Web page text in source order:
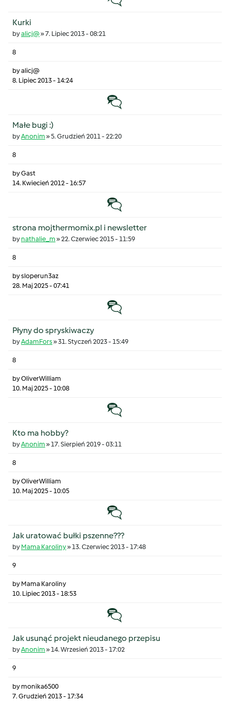
Kurki
byalicj@»7. Lipiec 2013 - 08:21
8
byalicj@
8. Lipiec 2013 - 14:24
Temat zwyczajny
Małe bugi :)
byAnonim » 5. Grudzień 2011 - 22:20
8
byGast
14. Kwiecień 2012 - 16:57
Temat zwyczajny
strona mojthermomix.pl i newsletter
by nathalie_m »22. Czerwiec 2015 - 11:59
8
bysloperun3az
28. Maj 2025 - 07:41
Temat zwyczajny
Płyny do spryskiwaczy
byAdamFors»31. Styczeń 2023 - 15:49
8
byOliverWilliam
10. Maj 2025 - 10:08
Temat zwyczajny
Kto ma hobby?
byAnonim »17. Sierpień 2019 - 03:11
8
byOliverWilliam
10. Maj 2025 - 10:05
Temat zwyczajny
Jak uratować bułki pszenne???
by Mama Karoliny»13. Czerwiec 2013 - 17:48
9
by Mama Karoliny
10. Lipiec 2013 - 18:53
Temat zwyczajny
Jak usunąć projekt nieudanego przepisu
byAnonim »14. Wrzesień 2013 - 17:02
9
by monika6500
7. Grudzień 2013 - 17:34